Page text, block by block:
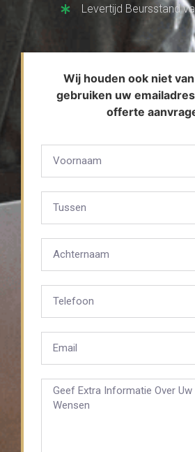
Levertijd Beursstand
Wij houden ook niet
gebruiken uw
offerte